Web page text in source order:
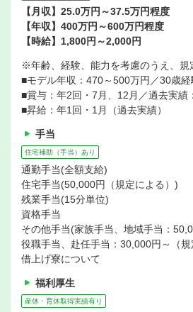
【月収】25.0万円～37.5万円程度
【年収】400万円～600万円程度
【時給】1,800円～2,000円
※年齢、経験、能力を考慮のうえ、規
■モデル年収：470～500万円／30歳経
■賞与：年2回・7月、12月／過去実績
■昇給：年1回・1月（過去実績）
手当
住宅補助（手当）あり
通勤手当(全額支給)
住宅手当(50,000円（規定による）)
残業手当(15分単位)
資格手当
その他手当(家族手当、地域手当：
役職手当、赴任手当：30,000円～（
借上げ寮について
福利厚生
産休・育休取得実績有り